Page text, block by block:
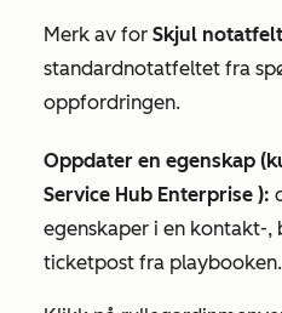
Merk av for Skjul notatfelt
standardnotatfeltet fra
oppfordringen.
Oppdater en egenskap
Service Hub Enterprise ):
egenskaper i en kontakt-
ticketpost fra playbooken.